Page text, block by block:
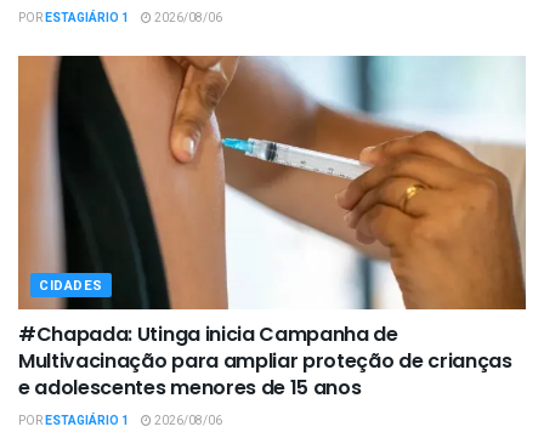
PORESTAGIÁRIO 1 2026/08/06
CIDADES
#Chapada: Utinga inicia Campanha de
Multivacinação para ampliar proteção de crianças
e adolescentes menores de 15 anos
PORESTAGIÁRIO 1 2026/08/06